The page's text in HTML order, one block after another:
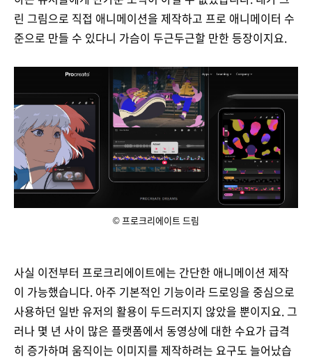
린 그림으로 직접 애니메이션을 제작하고 프로 애니메이터 수
준으로 만들 수 있다니 가슴이 두근두근할 만한 등장이지요.
© 프로크리에이트 드림
사실 이전부터 프로크리에이트에는 간단한 애니메이션 제작
이 가능했습니다. 아주 기본적인 기능이라 드로잉을 중심으로
사용하던 일반 유저의 활용이 두드러지지 않았을 뿐이지요. 그
러나 몇 년 사이 많은 플랫폼에서 동영상에 대한 수요가 급격
히 증가하며 움직이는 이미지를 제작하려는 요구도 늘어났습